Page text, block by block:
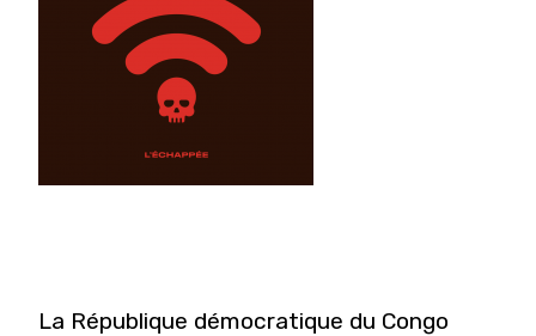
La République démocratique du Congo